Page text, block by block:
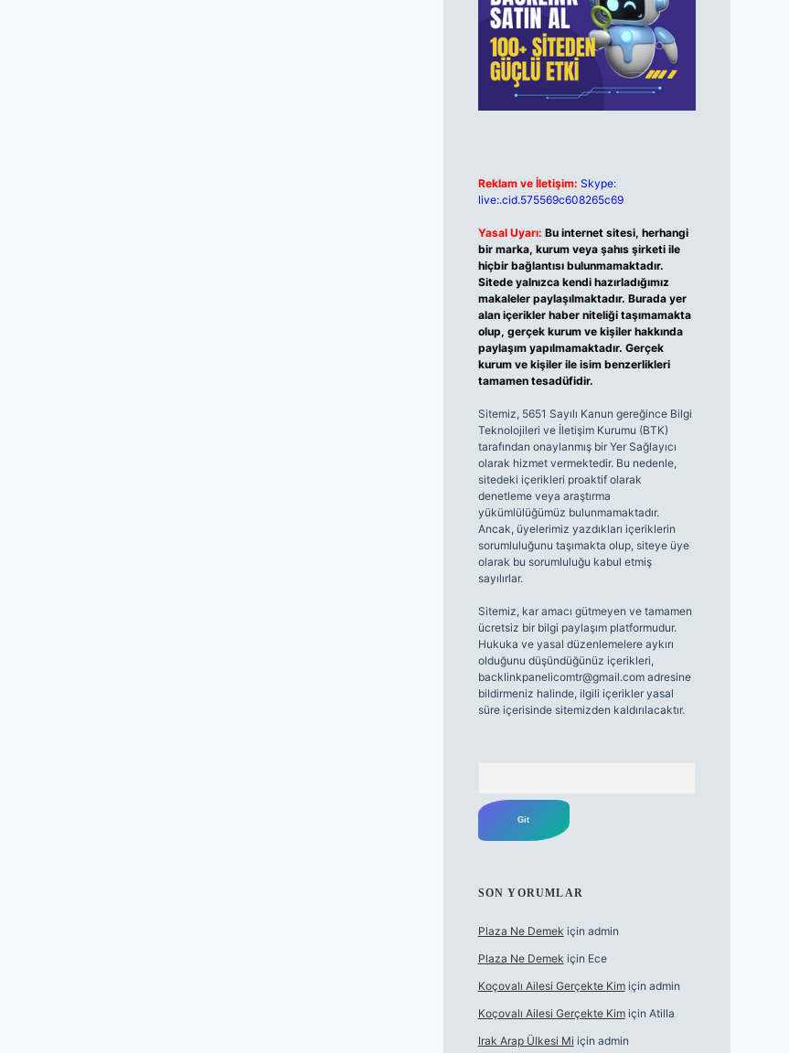
Reklam ve İletişim: Skype:
live:.cid.575569c608265c69
Yasal Uyarı: Bu internet sitesi, herhangi
bir marka, kurum veya şahıs şirketi ile
hiçbir bağlantısı bulunmamaktadır.
Sitede yalnızca kendi hazırladığımız
makaleler paylaşılmaktadır. Burada yer
alan içerikler haber niteliği taşımamakta
olup, gerçek kurum ve kişiler hakkında
paylaşım yapılmamaktadır. Gerçek
kurum ve kişiler ile isim benzerlikleri
tamamen tesadüfidir.
Sitemiz, 5651 Sayılı Kanun gereğince Bilgi
Teknolojileri ve İletişim Kurumu (BTK)
tarafından onaylanmış bir Yer Sağlayıcı
olarak hizmet vermektedir. Bu nedenle,
sitedeki içerikleri proaktif olarak
denetleme veya araştırma
yükümlülüğümüz bulunmamaktadır.
Ancak, üyelerimiz yazdıkları içeriklerin
sorumluluğunu taşımakta olup, siteye üye
olarak bu sorumluluğu kabul etmiş
sayılırlar.
Sitemiz, kar amacı gütmeyen ve tamamen
ücretsiz bir bilgi paylaşım platformudur.
Hukuka ve yasal düzenlemelere aykırı
olduğunu düşündüğünüz içerikleri,
backlinkpanelicomtr@gmail.comadresine
bildirmeniz halinde, ilgili içerikler yasal
süre içerisinde sitemizden kaldırılacaktır.
SON YORUMLAR
Plaza Ne Demek için admin
Plaza Ne Demek için Ece
Koçovalı Ailesi Gerçekte Kimiçin admin
Koçovalı Ailesi Gerçekte Kimiçin Atilla
Irak Arap Ülkesi Mi için admin